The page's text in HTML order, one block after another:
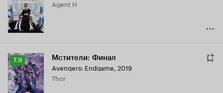
6.0
Agent H
Рейтинг
Кинопоиска
7.9
7.9 Мстители: Финал
Avengers: Endgame, 2019
Thor